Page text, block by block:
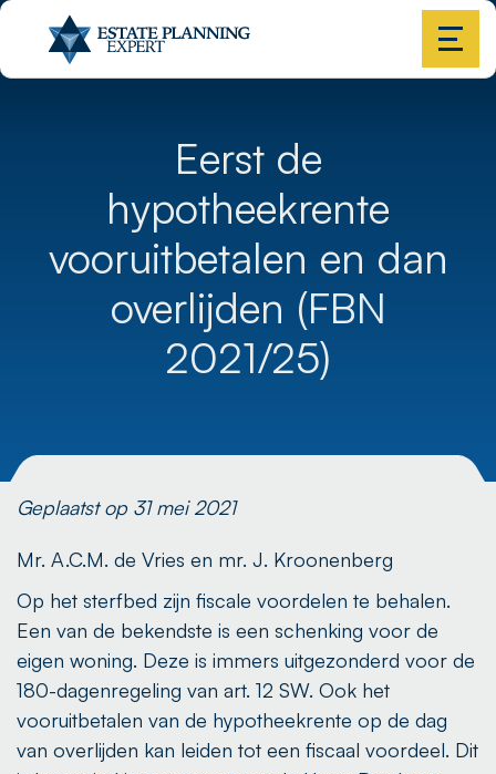
Eerst de
hypotheekrente
vooruitbetalen en dan
overlijden (FBN
2021/25)
Geplaatst op 31 mei 2021
Mr. A.C.M. de Vries en mr. J. Kroonenberg
Op het sterfbed zijn fiscale voordelen te behalen.
Een van de bekendste is een schenking voor de
eigen woning. Deze is immers uitgezonderd voor de
180-dagenregeling van art. 12 SW. Ook het
vooruitbetalen van de hypotheekrente op de dag
van overlijden kan leiden tot een fiscaal voordeel. Dit